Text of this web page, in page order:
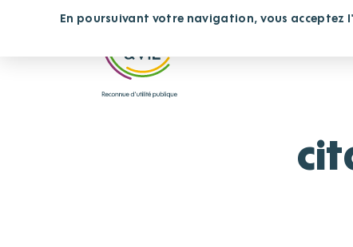
En poursuivant votre navigation, vous